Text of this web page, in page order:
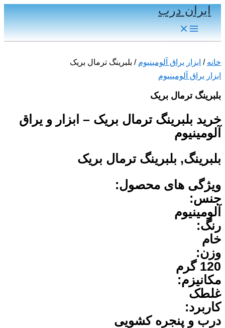
پرش
به
محتوا
ایران درب
Main
Menu
خانه / ابزار یراق آلومینیوم / بلبرینگ ترمال بریک
ابزار یراق آلومینیوم
بلبرینگ ترمال بریک
خرید بلبرینگ ترمال بریک – ابزار و یراق
آلومینیوم
بلبرینگ, بلبرینگ ترمال بریک
ویژگی های محصول:
جنس:
آلومینیوم
رنگ:
خام
وزن:
120 گرم
مکانیزم:
غلطک
کاربرد:
درب و پنجره کشویی